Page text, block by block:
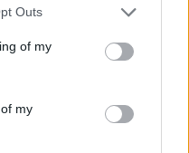
Outs
of my
my
ζητήματα
Γεωπόνων Νομού
Αγροτικής…